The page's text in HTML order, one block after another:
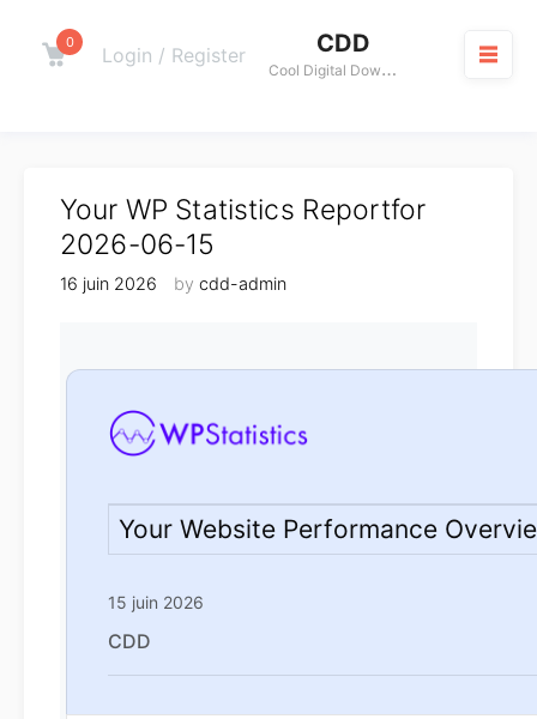
content
CDD
C
ool Digital Download
Cart
0
Login / Register
Your WP Statistics Reportfor
2026-06-15
16 juin 2026 by cdd-admin
Your Website Performance
15 juin 2026
CDD